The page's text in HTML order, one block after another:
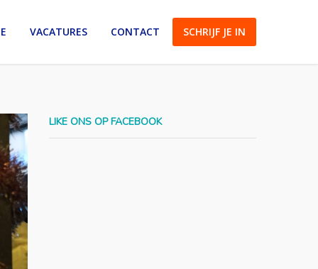
VACATURES CONTACT SCHRIJF JE IN
LIKE ONS OP FACEBOOK